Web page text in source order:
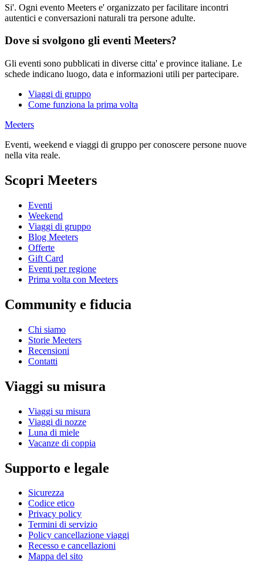
Si'. Ogni evento Meeters e' organizzato per facilitare incontri
autentici e conversazioni naturali tra persone adulte.
Dove si svolgono gli eventi Meeters?
Gli eventi sono pubblicati in diverse citta' e province italiane. Le
schede indicano luogo, data e informazioni utili per partecipare.
Viaggi di gruppo
Come funziona la prima volta
Meeters
Eventi, weekend e viaggi di gruppo per conoscere persone nuove
nella vita reale.
Scopri Meeters
Eventi
Weekend
Viaggi di gruppo
Blog Meeters
Offerte
Gift Card
Eventi per regione
Prima volta con Meeters
Community e fiducia
Chi siamo
Storie Meeters
Recensioni
Contatti
Viaggi su misura
Viaggi su misura
Viaggi di nozze
Luna di miele
Vacanze di coppia
Supporto e legale
Sicurezza
Codice etico
Privacy policy
Termini di servizio
Policy cancellazione viaggi
Recesso e cancellazioni
Mappa del sito